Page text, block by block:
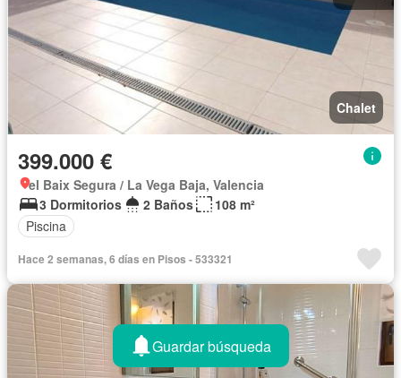
Chalet
399.000 €
el Baix Segura / La Vega Baja, Valencia
3 Dormitorios
2 Baños
108 m²
Piscina
Hace 2 semanas, 6 días en Pisos - 533321
Guardar búsqueda